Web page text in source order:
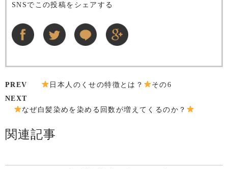
SNSでこの投稿をシェアする
PREV 日本人のくせの特徴とは？
その6
NEXT
なぜ白髪染めを染める回数が増えてくるのか？
関連記事